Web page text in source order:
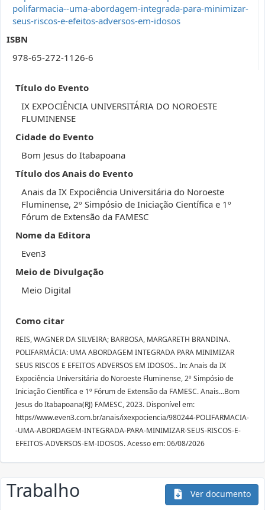
polifarmacia--uma-abordagem-integrada-para-minimizar-
seus-riscos-e-efeitos-adversos-em-idosos
ISBN
978-65-272-1126-6
Título do Evento
IX EXPOCIÊNCIA UNIVERSITÁRIA DO NOROESTE
FLUMINENSE
Cidade do Evento
Bom Jesus do Itabapoana
Título dos Anais do Evento
Anais da IX Expociência Universitária do Noroeste
Fluminense, 2º Simpósio de Iniciação Científica e 1º
Fórum de Extensão da FAMESC
Nome da Editora
Even3
Meio de Divulgação
Meio Digital
Como citar
REIS, WAGNER DA SILVEIRA; BARBOSA, MARGARETH BRANDINA.
POLIFARMÁCIA: UMA ABORDAGEM INTEGRADA PARA MINIMIZAR
SEUS RISCOS E EFEITOS ADVERSOS EM IDOSOS.. In: Anais da IX
Expociência Universitária do Noroeste Fluminense, 2º Simpósio de
Iniciação Científica e 1º Fórum de Extensão da FAMESC. Anais...Bom
Jesus do Itabapoana(RJ) FAMESC, 2023. Disponível em:
https//www.even3.com.br/anais/ixexpociencia/980244-POLIFARMACIA-
-UMA-ABORDAGEM-INTEGRADA-PARA-MINIMIZAR-SEUS-RISCOS-E-
EFEITOS-ADVERSOS-EM-IDOSOS. Acesso em: 06/08/2026
Trabalho Ver documento